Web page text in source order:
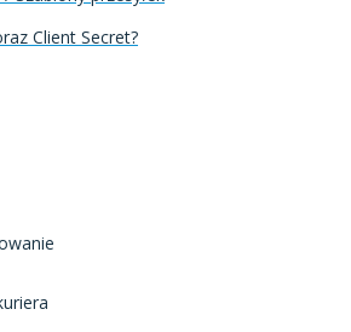
Client Secret?